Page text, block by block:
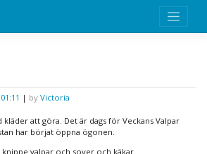
| by Victoria
att göra. Det är dags för Veckans Valpar
har börjat öppna ögonen.
valpar och sover och käkar.